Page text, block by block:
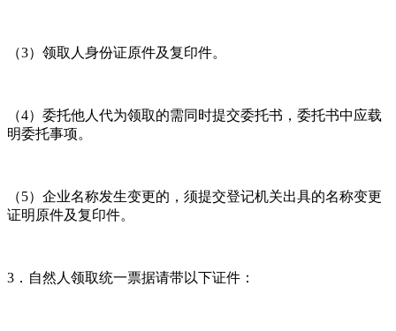
（3）领取人身份证原件及复印件。
（4）委托他人代为领取的需同时提交委托书，委托书中应载
明委托事项。
（5）企业名称发生变更的，须提交登记机关出具的名称变更
证明原件及复印件。
3．自然人领取统一票据请带以下证件：